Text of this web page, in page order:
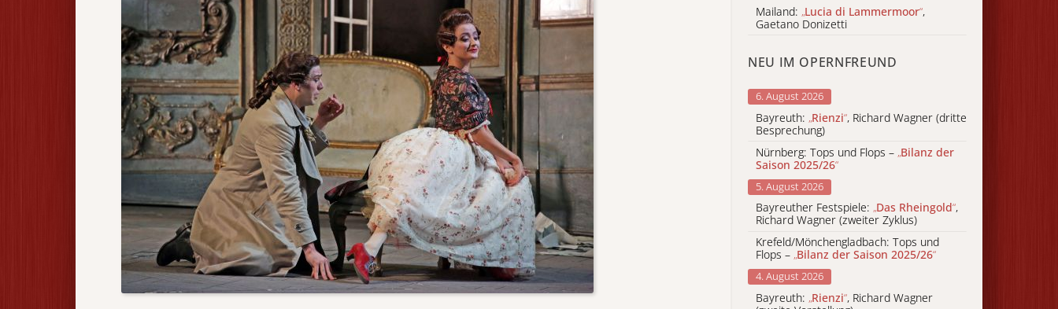
Mailand: „Lucia di Lammermoor“,
Gaetano Donizetti
NEU IM OPERNFREUND
6. August 2026
Bayreuth: „Rienzi“, Richard Wagner (dritte
Besprechung)
Nürnberg: Tops und Flops – „Bilanz der
Saison 2025/26“
5. August 2026
Bayreuther Festspiele: „Das Rheingold“,
Richard Wagner (zweiter Zyklus)
Krefeld/Mönchengladbach: Tops und
Flops – „Bilanz der Saison 2025/26“
4. August 2026
Bayreuth: „Rienzi“, Richard Wagner